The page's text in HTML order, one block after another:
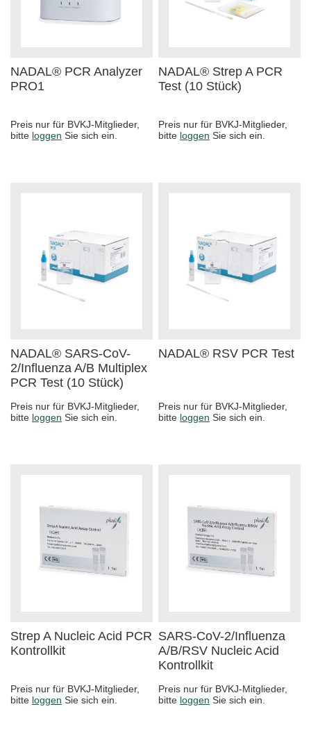
NADAL® PCR Analyzer
PRO1
Preis nur für BVKJ-Mitglieder,
bitte loggen Sie sich ein.
NADAL® Strep A PCR
Test (10 Stück)
Preis nur für BVKJ-Mitglieder,
bitte loggen Sie sich ein.
NADAL® SARS-CoV-
2/Influenza A/B Multiplex
PCR Test (10 Stück)
Preis nur für BVKJ-Mitglieder,
bitte loggen Sie sich ein.
NADAL® RSV PCR Test
Preis nur für BVKJ-Mitglieder,
bitte loggen Sie sich ein.
Strep A Nucleic Acid PCR
Kontrollkit
Preis nur für BVKJ-Mitglieder,
bitte loggen Sie sich ein.
SARS-CoV-2/Influenza
A/B/RSV Nucleic Acid
Kontrollkit
Preis nur für BVKJ-Mitglieder,
bitte loggen Sie sich ein.